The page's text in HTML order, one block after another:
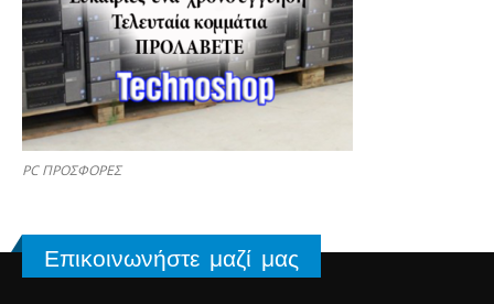
PC ΠΡΟΣΦΟΡΕΣ
Επικοινωνήστε μαζί μας